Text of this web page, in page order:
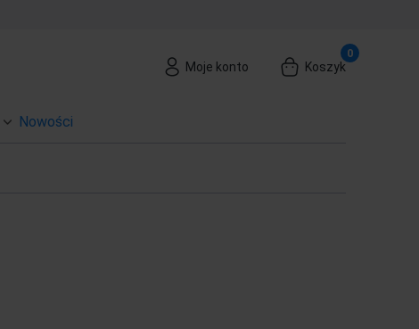
Moje konto Koszyk
Nowości